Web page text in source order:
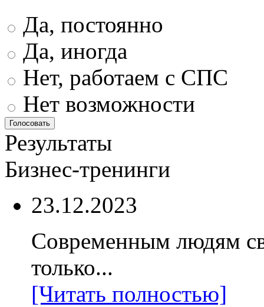
Да, постоянно
Да, иногда
Нет, работаем с СПС
Нет возможности
Результаты
Бизнес-тренинги
23.12.2023
Современным людям
только...
[Читать полностью]